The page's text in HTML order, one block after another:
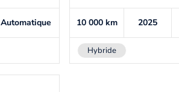
Automatique 10 000 km 2025
Hybride